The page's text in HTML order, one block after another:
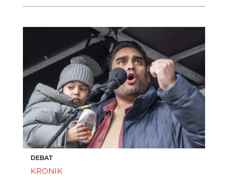
DEBAT
KRONIK